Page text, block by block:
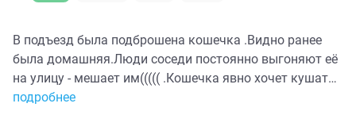
В подъезд была подброшена кошечка .Видно ранее
была домашняя.Люди соседи постоянно выгоняют её
на улицу - мешает им((((( .Кошечка явно хочет кушать,
но что-то её мешает,открывает ротик и сильно плачет
подробнее